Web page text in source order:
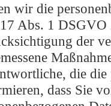
wir die
Abs. 1 DSGVO
der
die die
dass Sie